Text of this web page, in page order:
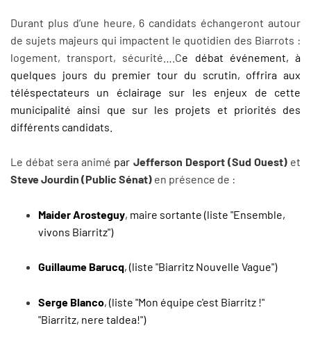
Durant plus d’une heure, 6 candidats échangeront autour
de sujets majeurs qui impactent le quotidien des Biarrots :
logement, transport, sécurité….Ce débat événement, à
quelques jours du premier tour du scrutin, offrira aux
téléspectateurs un éclairage sur les enjeux de cette
municipalité ainsi que sur les projets et priorités des
différents candidats.
Le débat sera animé par Jefferson Desport (Sud Ouest) et
Steve Jourdin (Public Sénat) en présence de :
Maider Arosteguy, maire sortante (liste "Ensemble,
vivons Biarritz")
Guillaume Barucq, (liste "Biarritz Nouvelle Vague")
Serge Blanco, (liste "Mon équipe c'est Biarritz !"
"Biarritz, nere taldea!")